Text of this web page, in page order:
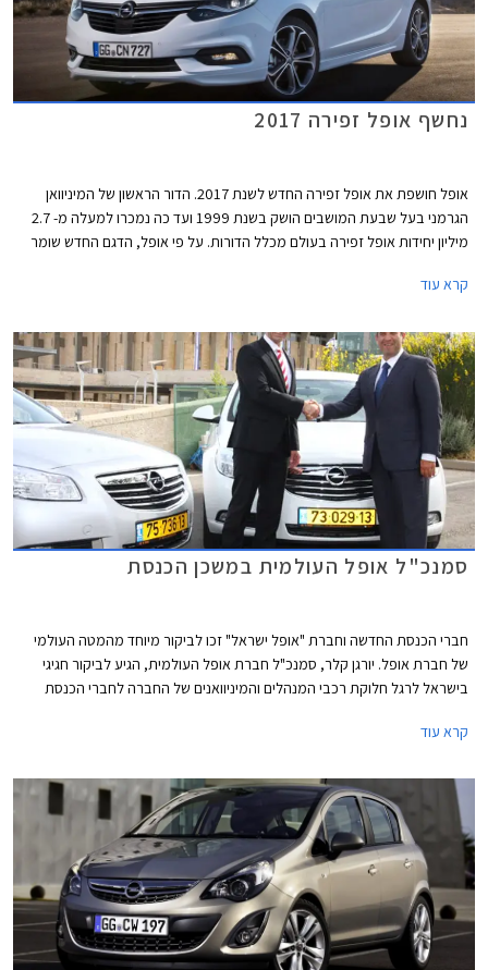
נחשף אופל זפירה 2017
אופל חושפת את אופל זפירה החדש לשנת 2017. הדור הראשון של המיניוואן
הגרמני בעל שבעת המושבים הושק בשנת 1999 ועד כה נמכרו למעלה מ- 2.7
מיליון יחידות אופל זפירה בעולם מכלל הדורות. על פי אופל, הדגם החדש שומר
המודולרית Flex7, מרחב פנימי נדיב ונוחות נסיעה מצויינת.
קרא עוד
סמנכ"ל אופל העולמית במשכן הכנסת
חברי הכנסת החדשה וחברת "אופל ישראל" זכו לביקור מיוחד מהמטה העולמי
של חברת אופל. יורגן קלר, סמנכ"ל חברת אופל העולמית, הגיע לביקור חגיגי
בישראל לרגל חלוקת רכבי המנהלים והמיניוואנים של החברה לחברי הכנסת
קרא עוד